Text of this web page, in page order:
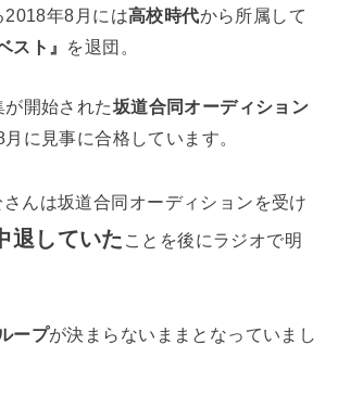
2018年8月には高校時代から所属して
スト』 を退団。
開始された坂道合同オーディション
に見事に合格しています。
んは坂道合同オーディションを受け
退していた ことを後にラジオで明
ープが決まらないままとなっていまし